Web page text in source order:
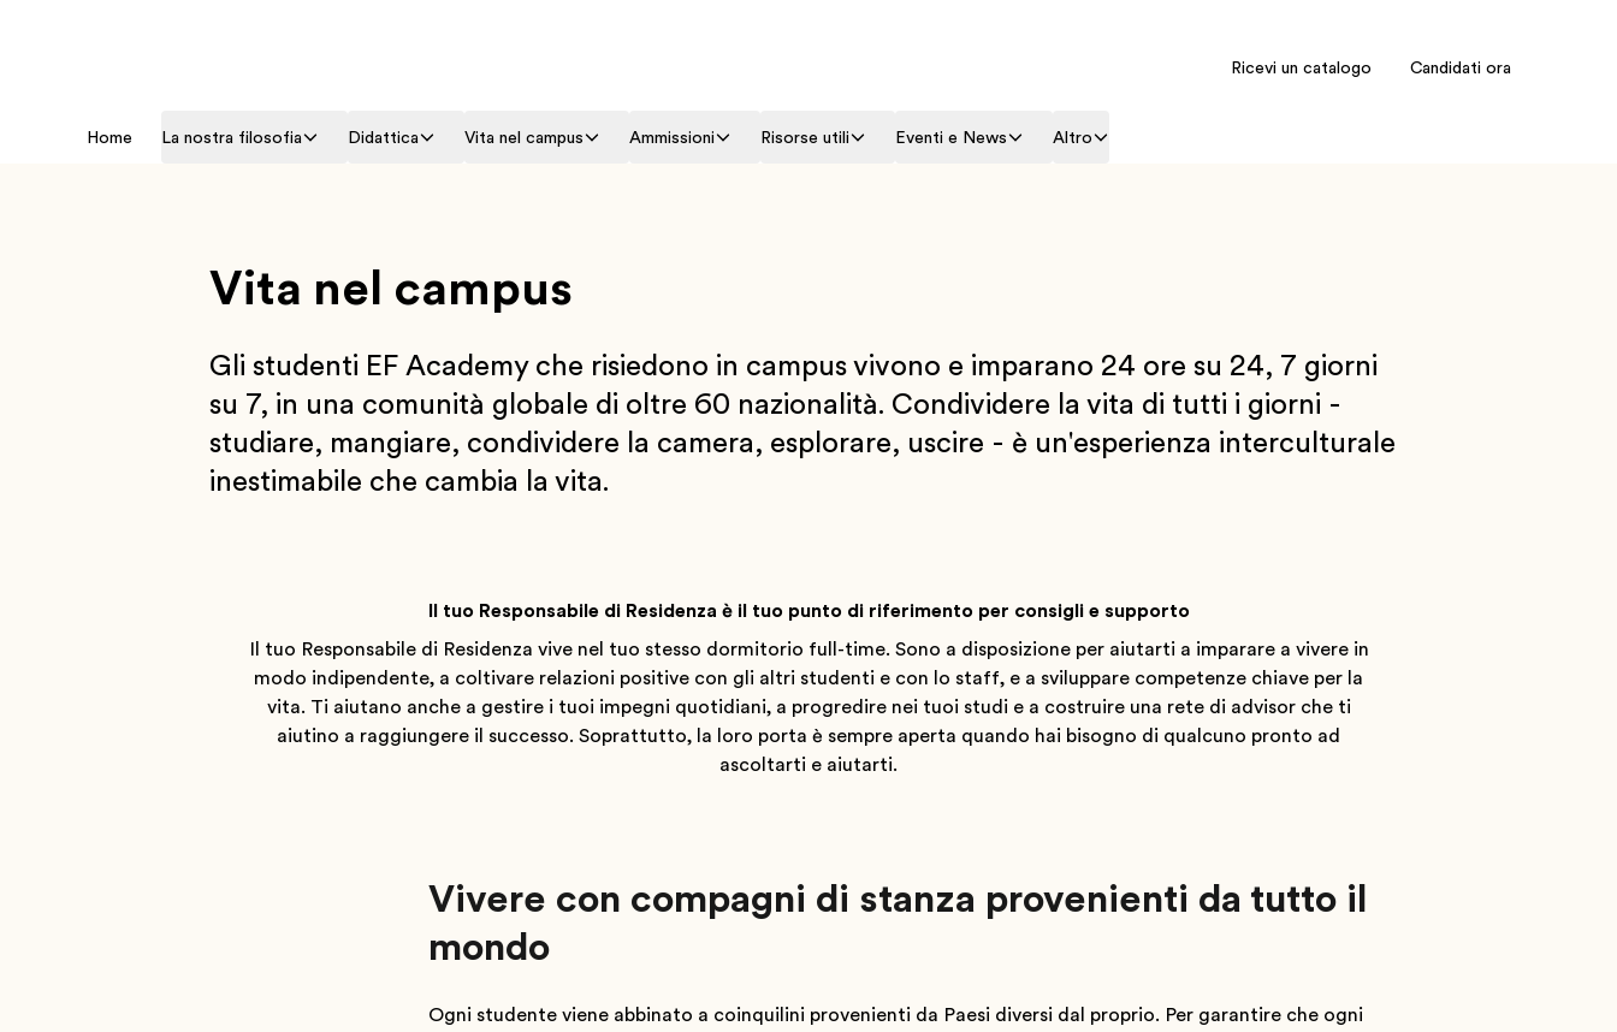
Ricevi un catalogo Candidati ora
Home La nostra filosofia Didattica Vita nel campus Ammissioni Risorse utili Eventi e News Altro
Vita nel campus
Gli studenti EF Academy che risiedono in campus vivono e imparano 24 ore su 24, 7 giorni
su 7, in una comunità globale di oltre 60 nazionalità. Condividere la vita di tutti i giorni -
studiare, mangiare, condividere la camera, esplorare, uscire - è un'esperienza interculturale
inestimabile che cambia la vita.
Il tuo Responsabile di Residenza è il tuo punto di riferimento per consigli e supporto
Il tuo Responsabile di Residenza vive nel tuo stesso dormitorio full-time. Sono a disposizione per aiutarti a imparare a vivere in
modo indipendente, a coltivare relazioni positive con gli altri studenti e con lo staff, e a sviluppare competenze chiave per la
vita. Ti aiutano anche a gestire i tuoi impegni quotidiani, a progredire nei tuoi studi e a costruire una rete di advisor che ti
aiutino a raggiungere il successo. Soprattutto, la loro porta è sempre aperta quando hai bisogno di qualcuno pronto ad
ascoltarti e aiutarti.
Vivere con compagni di stanza provenienti da tutto il
mondo
Ogni studente viene abbinato a coinquilini provenienti da Paesi diversi dal proprio. Per garantire che ogni